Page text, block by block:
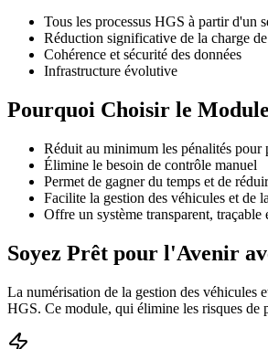
Tous les processus HGS à partir d'un
Réduction significative de la charge
Cohérence et sécurité des données
Infrastructure évolutive
Pourquoi Choisir le
Réduit au minimum les pénalités pour
Élimine le besoin de contrôle manuel
Permet de gagner du temps et de
Facilite la gestion des véhicules et de
Offre un système transparent, traçable
Soyez Prêt pour l'Avenir
La numérisation de la gestion des véhicules
HGS. Ce module, qui élimine les risques de